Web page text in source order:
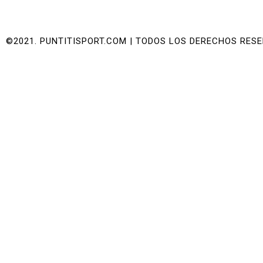
©2021. PUNTITISPORT.COM | TODOS LOS DERECHOS